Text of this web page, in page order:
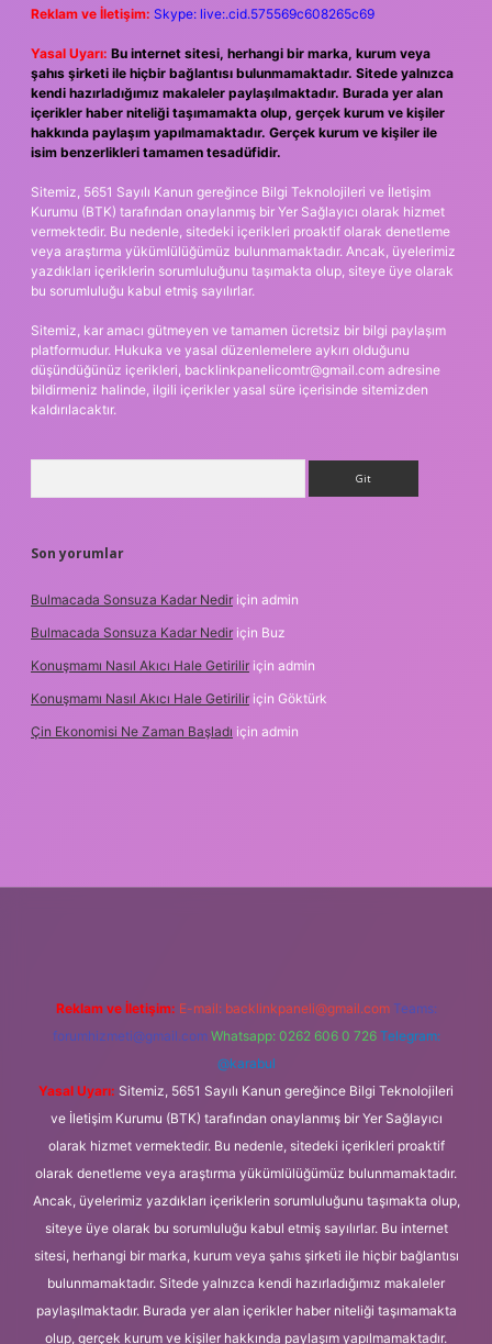
Reklam ve İletişim: Skype: live:.cid.575569c608265c69
Yasal Uyarı: Bu internet sitesi, herhangi bir marka, kurum veya
şahıs şirketi ile hiçbir bağlantısı bulunmamaktadır. Sitede yalnızca
kendi hazırladığımız makaleler paylaşılmaktadır. Burada yer alan
içerikler haber niteliği taşımamakta olup, gerçek kurum ve kişiler
hakkında paylaşım yapılmamaktadır. Gerçek kurum ve kişiler ile
isim benzerlikleri tamamen tesadüfidir.
Sitemiz, 5651 Sayılı Kanun gereğince Bilgi Teknolojileri ve İletişim
Kurumu (BTK) tarafından onaylanmış bir Yer Sağlayıcı olarak hizmet
vermektedir. Bu nedenle, sitedeki içerikleri proaktif olarak denetleme
veya araştırma yükümlülüğümüz bulunmamaktadır. Ancak, üyelerimiz
yazdıkları içeriklerin sorumluluğunu taşımakta olup, siteye üye olarak
bu sorumluluğu kabul etmiş sayılırlar.
Sitemiz, kar amacı gütmeyen ve tamamen ücretsiz bir bilgi paylaşım
platformudur. Hukuka ve yasal düzenlemelere aykırı olduğunu
düşündüğünüz içerikleri, backlinkpanelicomtr@gmail.com adresine
bildirmeniz halinde, ilgili içerikler yasal süre içerisinde sitemizden
kaldırılacaktır.
Son yorumlar
Bulmacada Sonsuza Kadar Nedir için admin
Bulmacada Sonsuza Kadar Nedir için Buz
Konuşmamı Nasıl Akıcı Hale Getirilir için admin
Konuşmamı Nasıl Akıcı Hale Getirilir için Göktürk
Çin Ekonomisi Ne Zaman Başladı için admin
Reklam ve İletişim: E-mail: backlinkpaneli@gmail.com Teams:
forumhizmeti@gmail.com Whatsapp: 0262 606 0 726 Telegram:
@karabul
Yasal Uyarı: Sitemiz, 5651 Sayılı Kanun gereğince Bilgi Teknolojileri
ve İletişim Kurumu (BTK) tarafından onaylanmış bir Yer Sağlayıcı
olarak hizmet vermektedir. Bu nedenle, sitedeki içerikleri proaktif
olarak denetleme veya araştırma yükümlülüğümüz bulunmamaktadır.
Ancak, üyelerimiz yazdıkları içeriklerin sorumluluğunu taşımakta olup,
siteye üye olarak bu sorumluluğu kabul etmiş sayılırlar. Bu internet
sitesi, herhangi bir marka, kurum veya şahıs şirketi ile hiçbir bağlantısı
bulunmamaktadır. Sitede yalnızca kendi hazırladığımız makaleler
paylaşılmaktadır. Burada yer alan içerikler haber niteliği taşımamakta
olup, gerçek kurum ve kişiler hakkında paylaşım yapılmamaktadır.